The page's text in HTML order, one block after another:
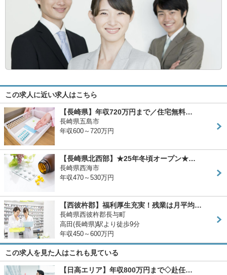
この求人に近い求人はこちら
【長崎県】年収720万円まで／住宅無料…
長崎県五島市
年収600～720万円
【長崎県北西部】★25年冬頃オープン★…
長崎県西海市
年収470～530万円
【西彼杵郡】福利厚生充実！残業は月平均…
長崎県西彼杵郡長与町
高田(長崎県)駅より徒歩9分
年収450～600万円
この求人を見た人はこれも見ている
【日高エリア】年収800万円まで◇赴任…